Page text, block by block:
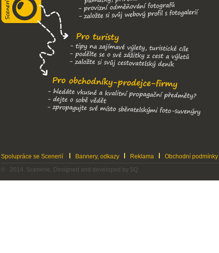
Spolupráce se Scenerií Bannery, odkazy Reklama
Obchodní podmínky
© 2014 Scenerie, Designed and developed by 5Q